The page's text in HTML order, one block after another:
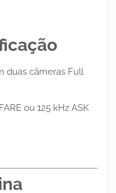
duas câmeras Full
ou 125 kHz ASK